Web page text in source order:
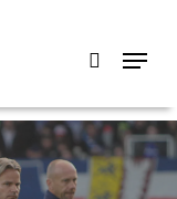
search
Menu